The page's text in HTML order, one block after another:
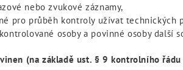
nebo zvukové záznamy,
pro průběh kontroly užívat technických
osoby a povinné osoby další
(na základě ust. § 9 kontrolního